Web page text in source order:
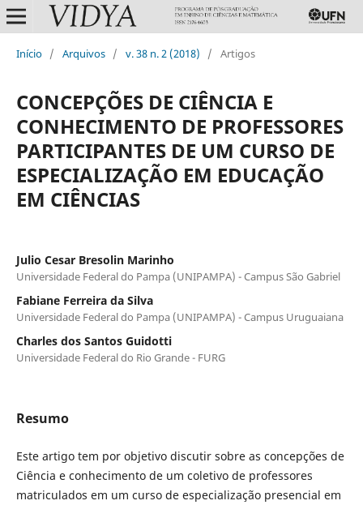
Início / Arquivos / v. 38 n. 2 (2018) / Artigos
CONCEPÇÕES DE CIÊNCIA E
CONHECIMENTO DE PROFESSORES
PARTICIPANTES DE UM CURSO DE
ESPECIALIZAÇÃO EM EDUCAÇÃO
EM CIÊNCIAS
Julio Cesar Bresolin Marinho
Universidade Federal do Pampa (UNIPAMPA) - Campus São Gabriel
Fabiane Ferreira da Silva
Universidade Federal do Pampa (UNIPAMPA) - Campus Uruguaiana
Charles dos Santos Guidotti
Universidade Federal do Rio Grande - FURG
Resumo
Este artigo tem por objetivo discutir sobre as concepções de
Ciência e conhecimento de um coletivo de professores
matriculados em um curso de especialização presencial em